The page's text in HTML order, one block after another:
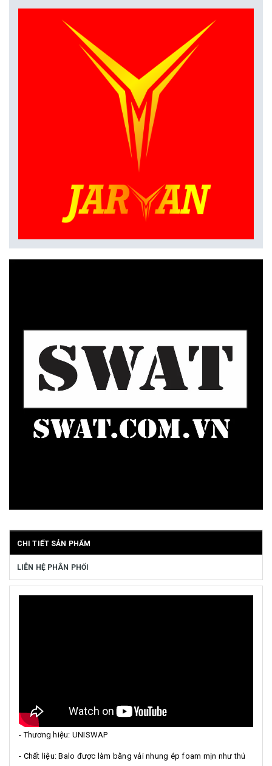
CHI TIẾT SẢN PHẨM
LIÊN HỆ PHÂN PHỐI
- Thương hiệu: UNISWAP
- Chất liệu: Balo được làm bằng vải nhung ép foam mịn như thú